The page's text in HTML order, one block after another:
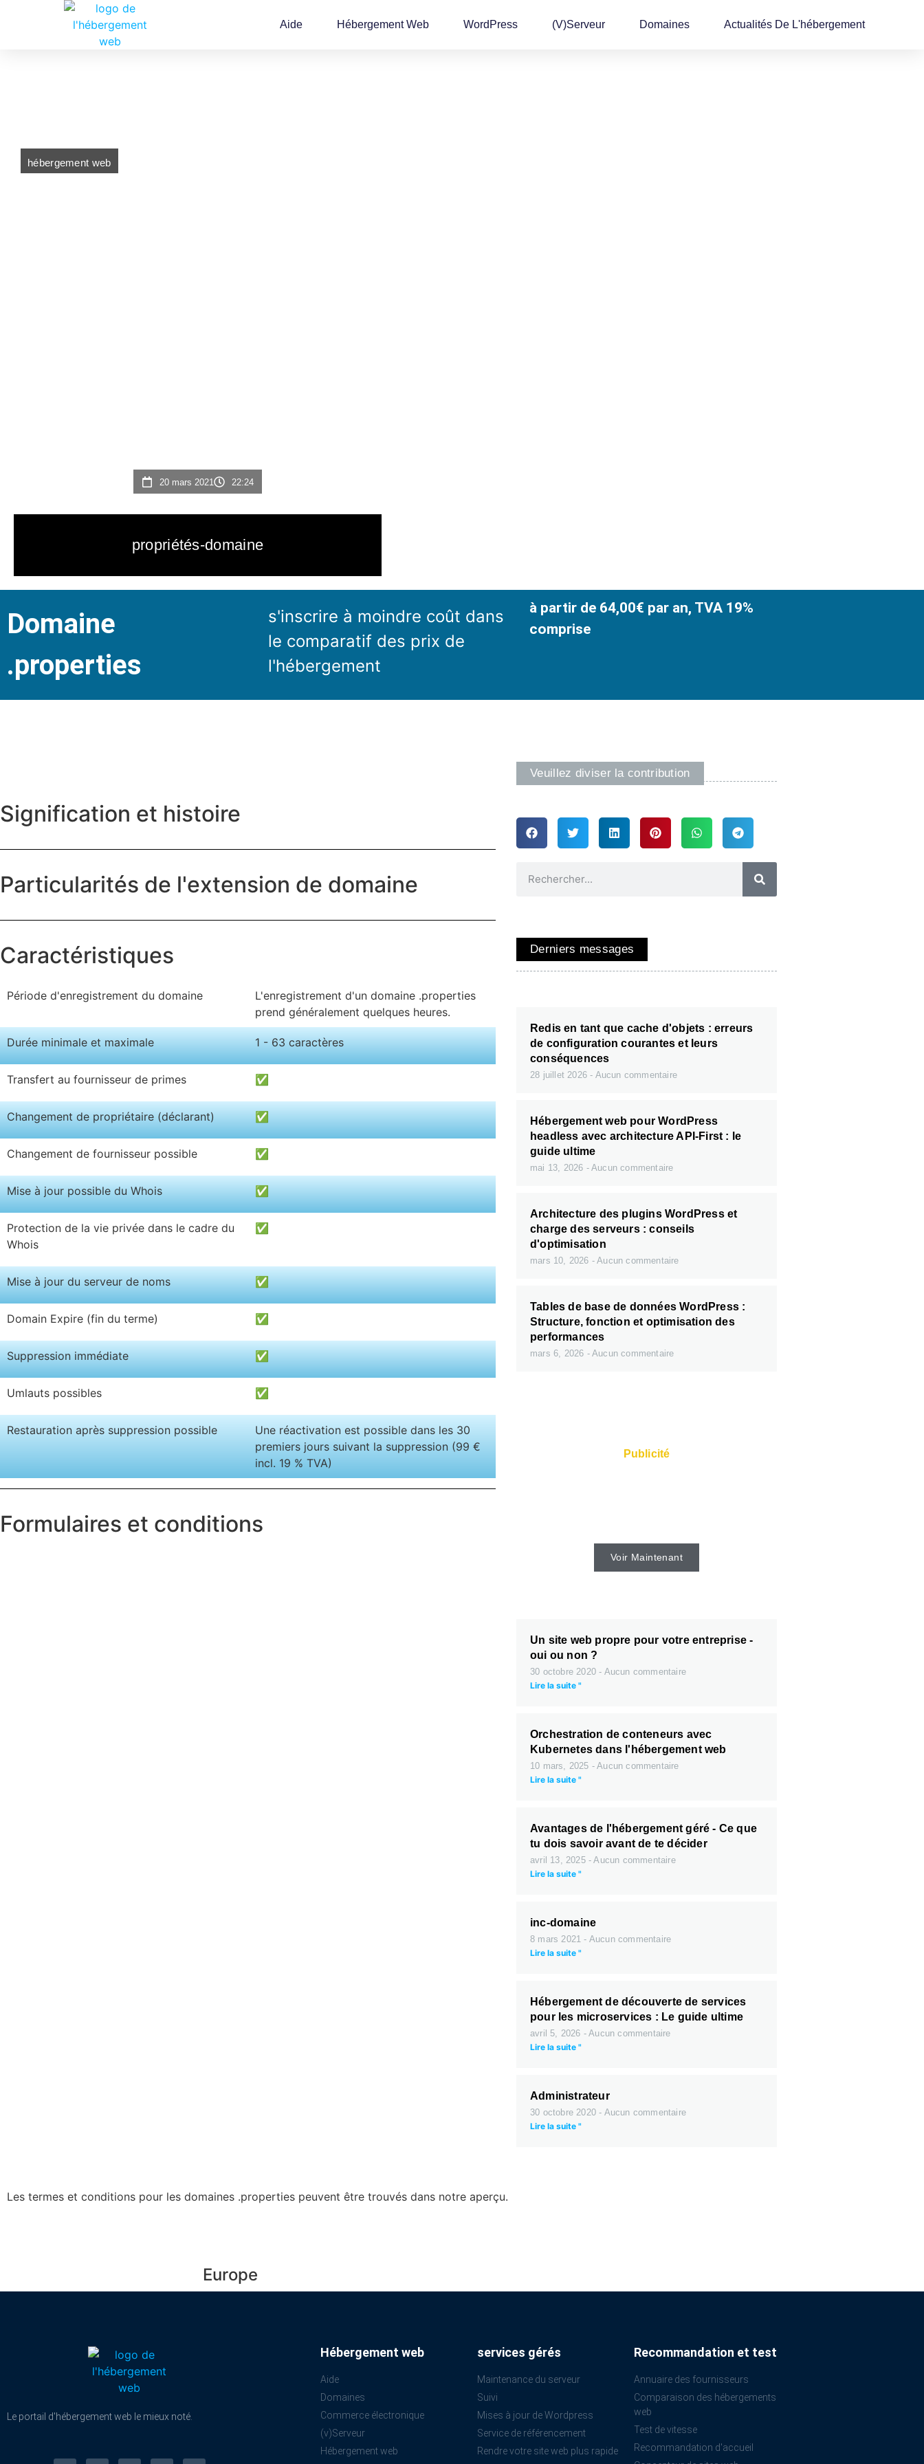
Aide Hébergement Web WordPress (v)Serveur Domaines Actualités De L'hébergement
hébergement web
20 mars 2021 22:24
propriétés-domaine
Domaine
.properties
s'inscrire à moindre coût dans
le comparatif des prix de
l'hébergement
à partir de 64,00€ par an, TVA 19%
comprise
Signification et histoire
Particularités de l'extension de domaine
Caractéristiques
Période d'enregistrement du domaine
L'enregistrement d'un domaine .properties
prend généralement quelques heures.
Durée minimale et maximale 1 - 63 caractères
Transfert au fournisseur de primes ✅
Changement de propriétaire (déclarant) ✅
Changement de fournisseur possible ✅
Mise à jour possible du Whois ✅
Protection de la vie privée dans le cadre du
Whois
✅
Mise à jour du serveur de noms ✅
Domain Expire (fin du terme) ✅
Suppression immédiate ✅
Umlauts possibles ✅
Restauration après suppression possible
Une réactivation est possible dans les 30
premiers jours suivant la suppression (99 €
incl. 19 % TVA)
Formulaires et conditions
Veuillez diviser la contribution
Derniers messages
Redis en tant que cache d'objets : erreurs
de configuration courantes et leurs
conséquences
28 juillet 2026 Aucun commentaire
Hébergement web pour WordPress
headless avec architecture API-First : le
guide ultime
mai 13, 2026 Aucun commentaire
Architecture des plugins WordPress et
charge des serveurs : conseils
d'optimisation
mars 10, 2026 Aucun commentaire
Tables de base de données WordPress :
Structure, fonction et optimisation des
performances
mars 6, 2026 Aucun commentaire
Publicité
Voir Maintenant
Un site web propre pour votre entreprise -
oui ou non ?
30 octobre 2020 Aucun commentaire
Lire la suite "
Orchestration de conteneurs avec
Kubernetes dans l'hébergement web
10 mars, 2025
Aucun commentaire
Lire la suite "
Avantages de l'hébergement géré - Ce que
tu dois savoir avant de te décider
avril 13, 2025
Aucun commentaire
Lire la suite "
inc-domaine
8 mars 2021 Aucun commentaire
Lire la suite "
Hébergement de découverte de services
pour les microservices : Le guide ultime
avril 5, 2026
Aucun commentaire
Lire la suite "
Administrateur
30 octobre 2020 Aucun commentaire
Lire la suite "
Les termes et conditions pour les domaines .properties peuvent être trouvés dans notre aperçu.
Europe
Le portail d'hébergement web le mieux noté.
Hébergement web
Aide
Domaines
Commerce électronique
(v)Serveur
Hébergement web
services gérés
Maintenance du serveur
Suivi
Mises à jour de Wordpress
Service de référencement
Rendre votre site web plus rapide
Recommandation et test
Annuaire des fournisseurs
Comparaison des hébergements
web
Test de vitesse
Recommandation d'accueil